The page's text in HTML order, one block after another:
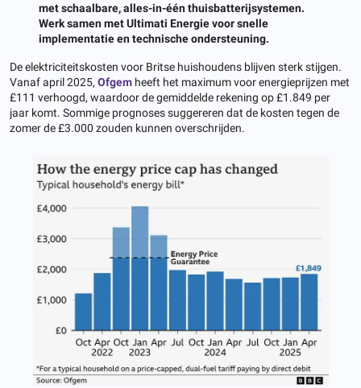
met schaalbare, alles-in-één thuisbatterijsystemen.
Werk samen met Ultimati Energie voor snelle
implementatie en technische ondersteuning.
De elektriciteitskosten voor Britse huishoudens blijven sterk stijgen.
Vanaf april 2025, Ofgem heeft het maximum voor energieprijzen met
£111 verhoogd, waardoor de gemiddelde rekening op £1.849 per
jaar komt. Sommige prognoses suggereren dat de kosten tegen de
zomer de £3.000 zouden kunnen overschrijden.